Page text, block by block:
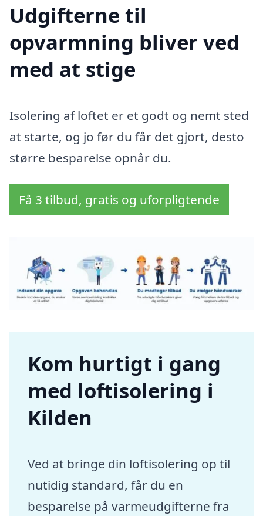
Udgifterne til
opvarmning bliver ved
med at stige
Isolering af loftet er et godt og nemt sted
at starte, og jo før du får det gjort, desto
større besparelse opnår du.
Få 3 tilbud, gratis og uforpligtende
Kom hurtigt i gang
med loftisolering i
Kilden
Ved at bringe din loftisolering op til
nutidig standard, får du en
besparelse på varmeudgifterne fra